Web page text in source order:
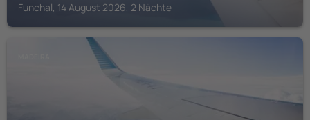
Funchal, 14 August 2026, 2 Nächte